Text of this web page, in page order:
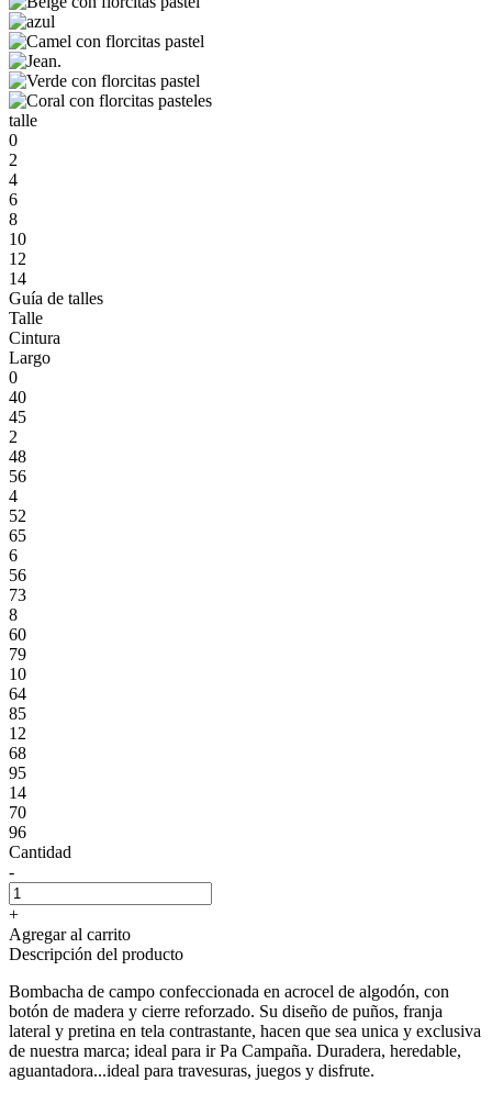
talle
0
2
4
6
8
10
12
14
Guía de talles
Talle
Cintura
Largo
0
40
45
2
48
56
4
52
65
6
56
73
8
60
79
10
64
85
12
68
95
14
70
96
Cantidad
-
+
Agregar al carrito
Descripción del producto
Bombacha de campo confeccionada en acrocel de algodón, con
botón de madera y cierre reforzado. Su diseño de puños, franja
lateral y pretina en tela contrastante, hacen que sea unica y exclusiva
de nuestra marca; ideal para ir Pa Campaña. Duradera, heredable,
aguantadora...ideal para travesuras, juegos y disfrute.